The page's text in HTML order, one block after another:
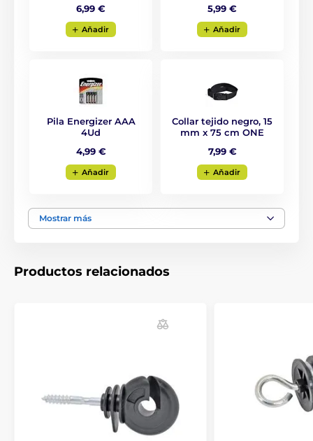
tornillo6,99 €
Aňadir
5,99 €
Aňadir
Pila Energizer AAA
4Ud
4,99 €
Aňadir
Collar tejido negro, 15
mm x 75 cm ONE
7,99 €
Aňadir
Mostrar más
Productos relacionados